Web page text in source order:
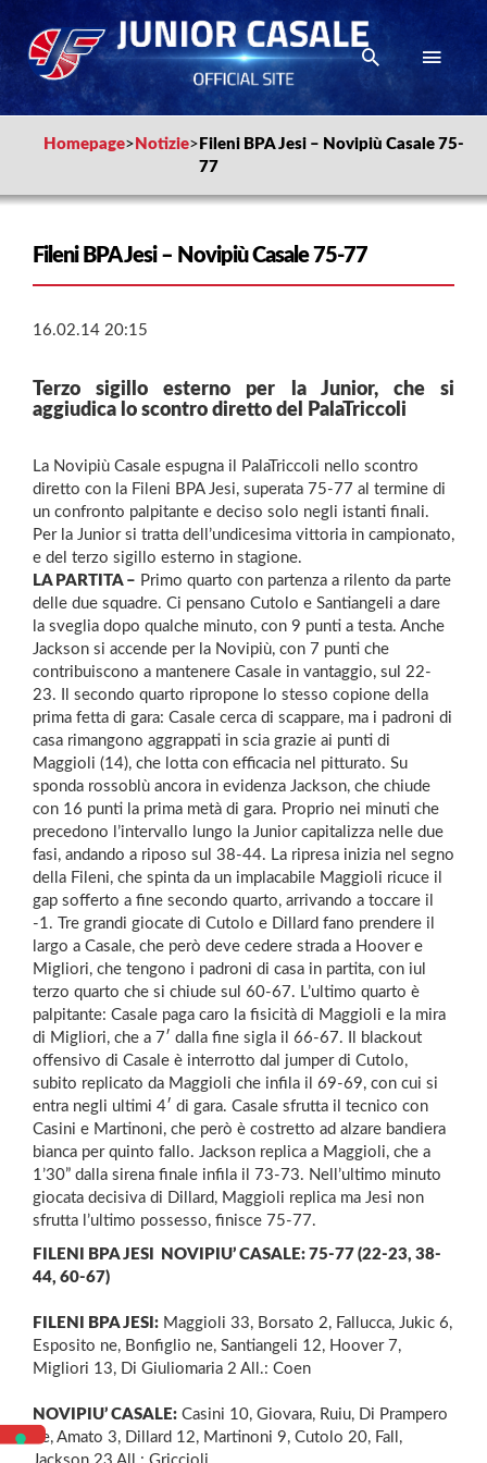
Homepage> Notizie> Fileni BPA Jesi – Novipiù Casale 75-
77
Fileni BPA Jesi – Novipiù Casale 75-77
16.02.14 20:15
Terzo sigillo esterno per la Junior, che si
aggiudica lo scontro diretto del PalaTriccoli
La Novipiù Casale espugna il PalaTriccoli nello scontro
diretto con la Fileni BPA Jesi, superata 75-77 al termine di
un confronto palpitante e deciso solo negli istanti finali.
Per la Junior si tratta dell’undicesima vittoria in campionato,
e del terzo sigillo esterno in stagione.
LA PARTITA – Primo quarto con partenza a rilento da parte
delle due squadre. Ci pensano Cutolo e Santiangeli a dare
la sveglia dopo qualche minuto, con 9 punti a testa. Anche
Jackson si accende per la Novipiù, con 7 punti che
contribuiscono a mantenere Casale in vantaggio, sul 22-
23. Il secondo quarto ripropone lo stesso copione della
prima fetta di gara: Casale cerca di scappare, ma i padroni di
casa rimangono aggrappati in scia grazie ai punti di
Maggioli (14), che lotta con efficacia nel pitturato. Su
sponda rossoblù ancora in evidenza Jackson, che chiude
con 16 punti la prima metà di gara. Proprio nei minuti che
precedono l’intervallo lungo la Junior capitalizza nelle due
fasi, andando a riposo sul 38-44. La ripresa inizia nel segno
della Fileni, che spinta da un implacabile Maggioli ricuce il
gap sofferto a fine secondo quarto, arrivando a toccare il
-1. Tre grandi giocate di Cutolo e Dillard fano prendere il
largo a Casale, che però deve cedere strada a Hoover e
Migliori, che tengono i padroni di casa in partita, con iul
terzo quarto che si chiude sul 60-67. L’ultimo quarto è
palpitante: Casale paga caro la fisicità di Maggioli e la mira
di Migliori, che a 7′ dalla fine sigla il 66-67. Il blackout
offensivo di Casale è interrotto dal jumper di Cutolo,
subito replicato da Maggioli che infila il 69-69, con cui si
entra negli ultimi 4′ di gara. Casale sfrutta il tecnico con
Casini e Martinoni, che però è costretto ad alzare bandiera
bianca per quinto fallo. Jackson replica a Maggioli, che a
1’30” dalla sirena finale infila il 73-73. Nell’ultimo minuto
giocata decisiva di Dillard, Maggioli replica ma Jesi non
sfrutta l’ultimo possesso, finisce 75-77.
FILENI BPA JESI  NOVIPIU’ CASALE: 75-77 (22-23, 38-
44, 60-67)
FILENI BPA JESI: Maggioli 33, Borsato 2, Fallucca, Jukic 6,
Esposito ne, Bonfiglio ne, Santiangeli 12, Hoover 7,
Migliori 13, Di Giuliomaria 2 All.: Coen
NOVIPIU’ CASALE: Casini 10, Giovara, Ruiu, Di Prampero
ne, Amato 3, Dillard 12, Martinoni 9, Cutolo 20, Fall,